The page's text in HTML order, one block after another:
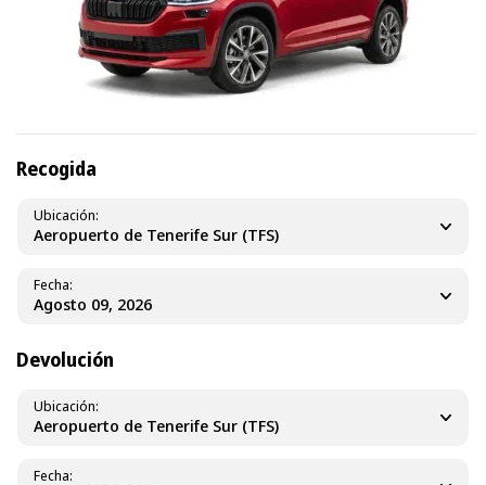
Recogida
Aeropuerto de Tenerife Sur (TFS)
Ubicación
Fecha
Devolución
Aeropuerto de Tenerife Sur (TFS)
Ubicación
Fecha